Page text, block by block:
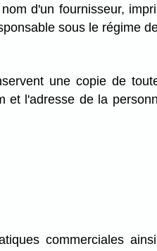
d'un fournisseur,
sous le régime
une copie de
et l'adresse de la
commerciales